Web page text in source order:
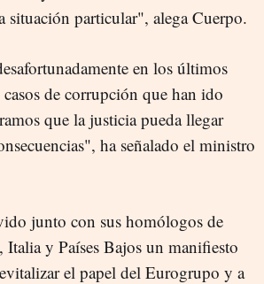
situación particular", alega Cuerpo.
en los últimos
casos de corrupción que han ido
que la justicia pueda llegar
ha señalado el ministro
junto con sus homólogos de
Italia y Países Bajos un manifiesto
el papel del Eurogrupo y a